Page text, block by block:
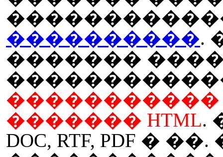
����������.
�������
�����������
������� HTML.
DOC, RTF, PDF �